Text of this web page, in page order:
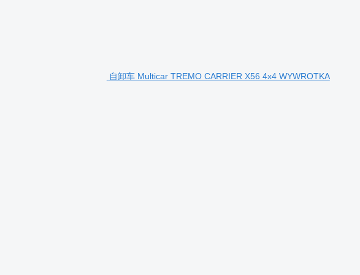
自卸车 Multicar TREMO CARRIER X56 4x4 WYWROTKA